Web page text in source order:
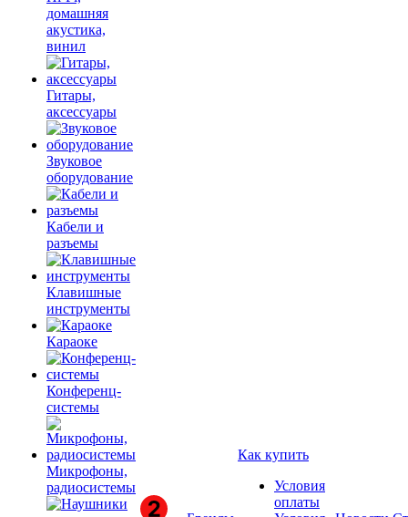
домашняя
акустика,
винил
Гитары,
аксессуары
Звуковое
оборудование
Кабели и
разъемы
Клавишные
инструменты
Караоке
Конференц-
системы
Микрофоны,
радиосистемы
Как купить
Условия
оплаты